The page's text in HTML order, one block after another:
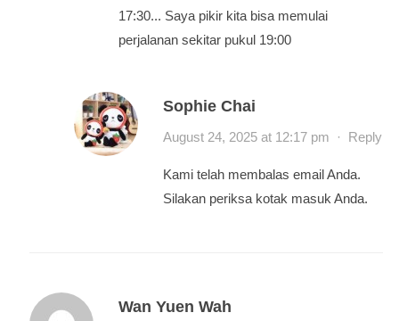
17:30... Saya pikir kita bisa memulai
perjalanan sekitar pukul 19:00
Sophie Chai
August 24, 2025 at 12:17 pm · Reply
Kami telah membalas email Anda.
Silakan periksa kotak masuk Anda.
Wan Yuen Wah